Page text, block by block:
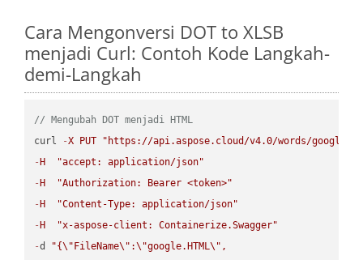
Cara Mengonversi DOT to XLSB
menjadi Curl: Contoh Kode Langkah-
demi-Langkah
// Mengubah DOT menjadi HTML
curl
-X PUT
"https://api.aspose.cloud/v4.0/words/
- H
"accept: application/json"
- H
"Authorization: Bearer <token>"
- H
"Content-Type: application/json"
- H
"x-aspose-client: Containerize.Swagger"
-d "{\" FileName\" :\"google.HTML\" ,